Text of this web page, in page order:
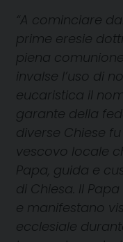
“A cominciare
prime eresie
piena
invalse l’uso di
eucaristica il
garante della
diverse Chiese
vescovo locale
Papa, guida e
di Chiesa. Il
e manifestano
ecclesiale